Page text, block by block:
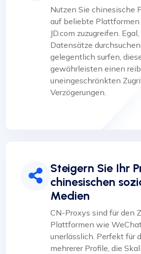
Nutzen Sie chinesische
auf beliebte Plattformen
JD.com zuzugreifen.
Datensätze
gelegentlich surfen,
gewährleisten einen
uneingeschränkten
Verzögerungen.
Steigern Sie Ihr
chinesischen
Medien
CN-Proxys sind für den
Plattformen wie
unerlässlich. Perfekt für
mehrerer Profile, die